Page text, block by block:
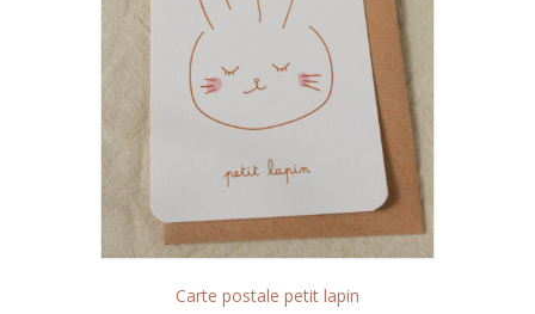
Carte postale petit lapin